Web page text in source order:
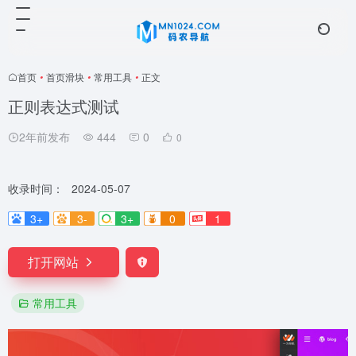
首页 • 首页滑块 • 常用工具 • 正文
正则表达式测试
2年前发布 444 0 0
收录时间：
2024-05-07
3+
3- 3+ 0 1
打开网站
常用工具